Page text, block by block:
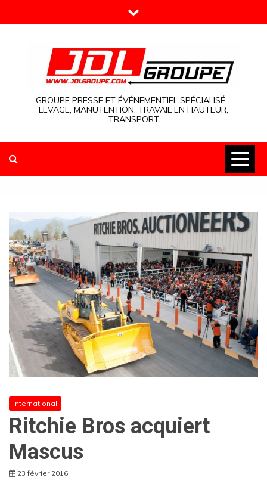
to
GROUPE PRESSE ET ÉVÉNEMENTIEL SPÉCIALISÉ –
LEVAGE, MANUTENTION, TRAVAIL EN HAUTEUR,
TRANSPORT
International
Ritchie Bros acquiert
Mascus
23 février 2016